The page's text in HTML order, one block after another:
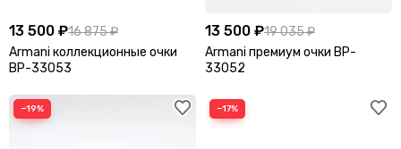
Off White
Omega
Oscar de la Renta
P
13 500 ₽16 875 ₽
Armani коллекционные очки
BP-33053
13 500 ₽19 035 ₽
Armani премиум очки BP-
33052
−19% −17%